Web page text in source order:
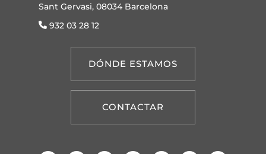
Sant Gervasi, 08034 Barcelona
932 03 28 12
DÓNDE ESTAMOS
CONTACTAR